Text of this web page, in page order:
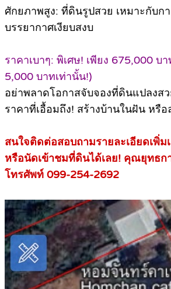
ศักยภาพสูง: ที่ดินรูปสวย เหมาะกับก
บรรยากาศเงียบสงบ
ราคาเบาๆ: พิเศษ! เพียง 675,000 บ
5,000 บาทเท่านั้น!)
อย่าพลาดโอกาสจับจองที่ดินแปลงสว
ราคาที่เอื้อมถึง! สร้างบ้านในฝัน หรื
สนใจติดต่อสอบถามรายละเอียดเพิ่ม
หรือนัดเข้าชมที่ดินได้เลย! คุณยุทธก
โทรศัพท์ 099-254-2692